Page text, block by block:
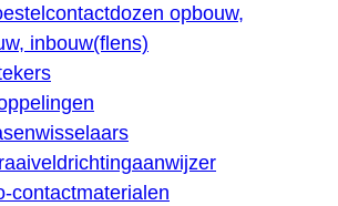
opbouw,
inbouw(flens)
contactmaterialen